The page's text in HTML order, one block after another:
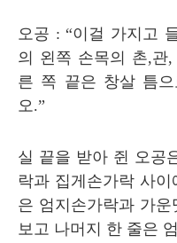
오공 : “이걸 가지고
의 왼쪽 손목의 촌,관,
른 쪽 끝은 창살 틈
오.”
실 끝을 받아 쥔 오공
락과 집게손가락 사
은 엄지손가락과 가
보고 나머지 한 줄은